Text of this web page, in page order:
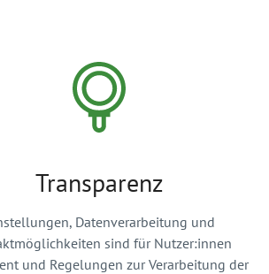
Transparenz
Datenverarbeitung und
sind für Nutzer:innen
und Regelungen zur Verarbeitung der